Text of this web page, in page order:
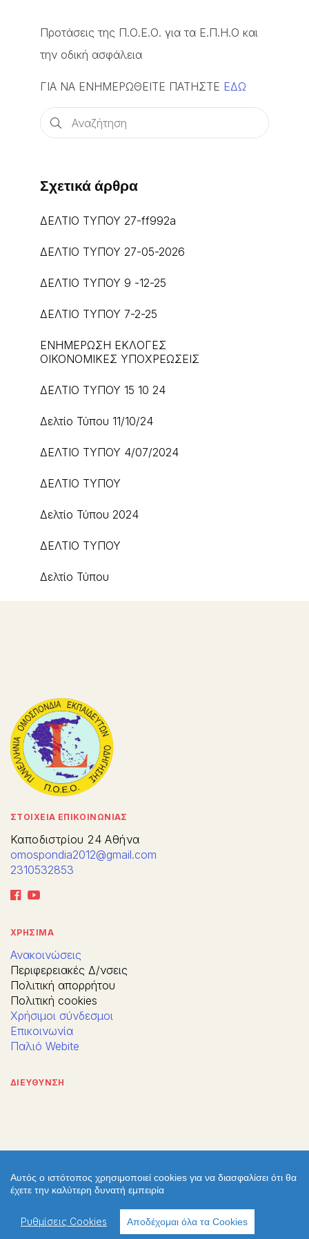
Προτάσεις της Π.Ο.Ε.Ο. για τα Ε.Π.Η.Ο και
την οδική ασφάλεια
ΓΙΑ ΝΑ ΕΝΗΜΕΡΩΘΕΙΤΕ ΠΑΤΗΣΤΕ ΕΔΩ
Σχετικά άρθρα
ΔΕΛΤΙΟ ΤΥΠΟΥ 27-ff992a
ΔΕΛΤΙΟ ΤΥΠΟΥ 27-05-2026
ΔΕΛΤΙΟ ΤΥΠΟΥ 9 -12-25
ΔΕΛΤΙΟ ΤΥΠΟΥ 7-2-25
ΕΝΗΜΕΡΩΣΗ ΕΚΛΟΓΕΣ
ΟΙΚΟΝΟΜΙΚΕΣ ΥΠΟΧΡΕΩΣΕΙΣ
ΔΕΛΤΙΟ ΤΥΠΟΥ 15 10 24
Δελτίο Τύπου 11/10/24
ΔΕΛΤΙΟ ΤΥΠΟΥ 4/07/2024
ΔΕΛΤΙΟ ΤΥΠΟΥ
Δελτίο Τύπου 2024
ΔΕΛΤΙΟ ΤΥΠΟΥ
Δελτίο Τύπου
ΣΤΟΙΧΕΙΑ ΕΠΙΚΟΙΝΩΝΙΑΣ
Καποδιστρίου 24 Αθήνα
omospondia2012@gmail.com
2310532853
ΧΡΗΣΙΜΑ
Ανακοινώσεις
Περιφερειακές Δ/νσεις
Πολιτική απορρήτου
Πολιτική cookies
Χρήσιμοι σύνδεσμοι
Επικοινωνία
Παλιό Webite
ΔΙΕΥΘΥΝΣΗ
Αυτός ο ιστότοπος χρησιμοποιεί cookies για να διασφαλίσει ότι θα
έχετε την καλύτερη δυνατή εμπειρία
Ρυθμίσεις Cookies Αποδέχομαι όλα τα Cookies